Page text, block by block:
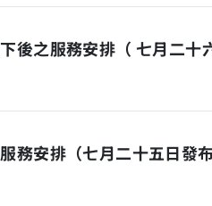
後之服務安排（ 七月二十
務安排（七月二十五日發布